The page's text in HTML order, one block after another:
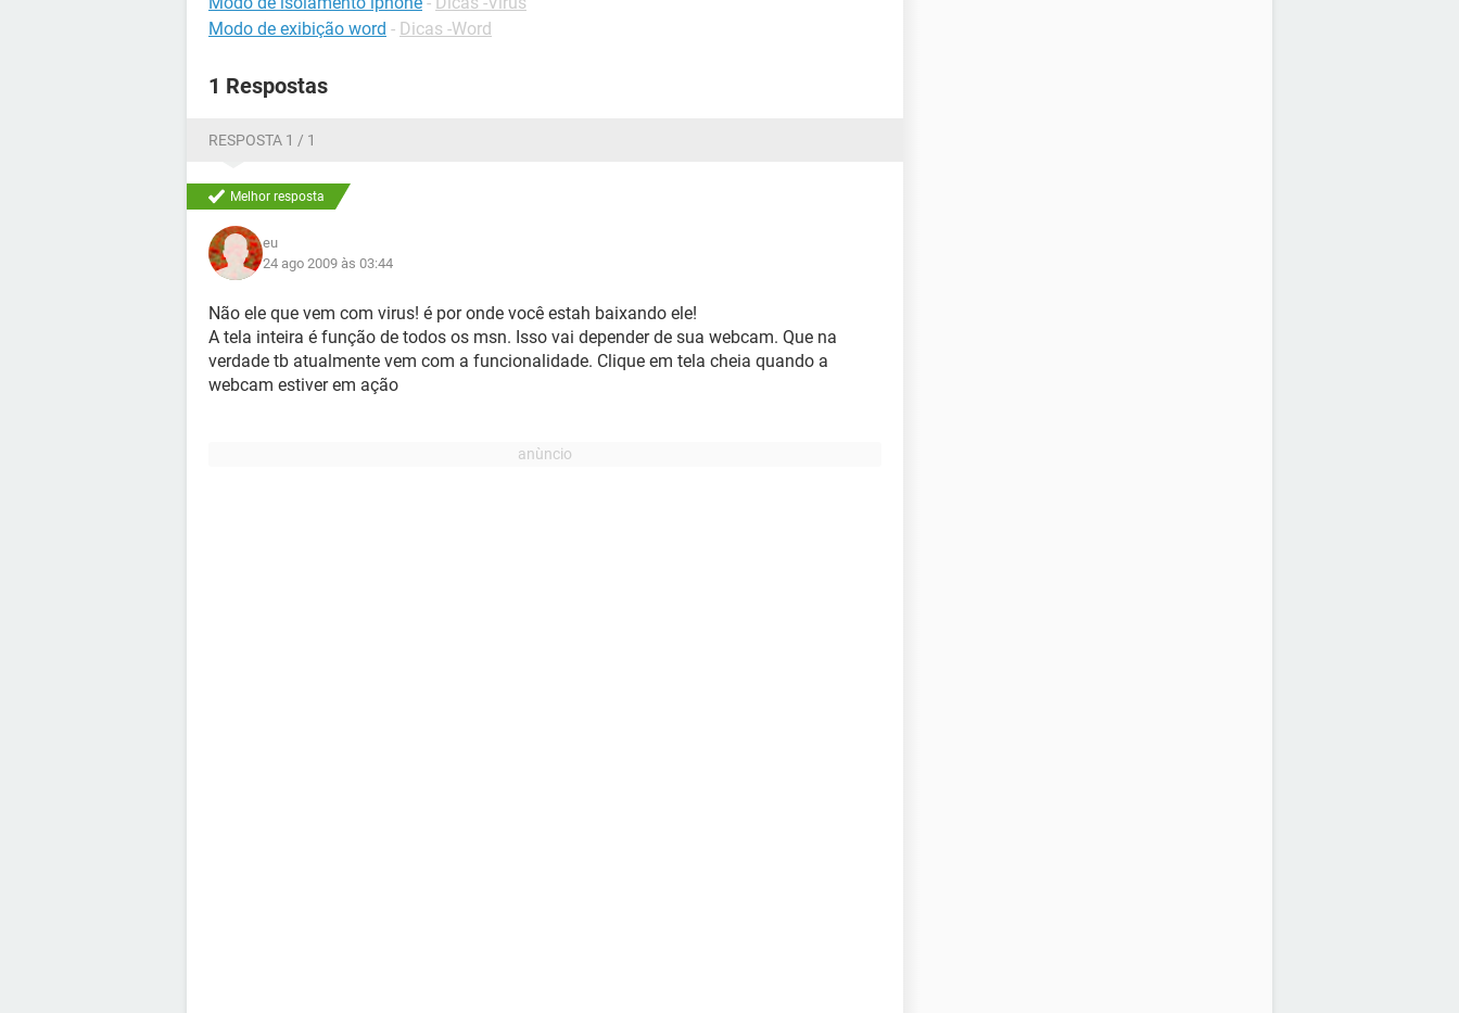
Modo de exibição word - Dicas -Word
1 Respostas
RESPOSTA 1 / 1
Melhor resposta
eu
24 ago 2009 às 03:44
Não ele que vem com virus! é por onde você estah baixando ele!
A tela inteira é função de todos os msn. Isso vai depender de sua webcam. Que na
verdade tb atualmente vem com a funcionalidade. Clique em tela cheia quando a
webcam estiver em ação